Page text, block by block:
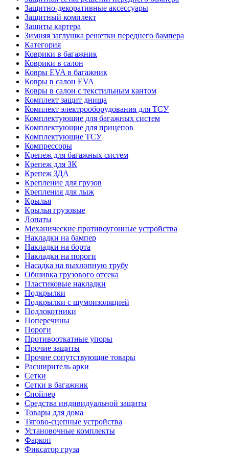
Защитно-декоративные аксессуары
Защитный комплект
Защиты картера
Зимняя заглушка решетки переднего бампера
Категория
Коврики в багажник
Коврики в салон
Ковры EVA в багажник
Ковры в салон EVA
Ковры в салон с текстильным кантом
Комплект защит днища
Комплект электрооборудования для ТСУ
Комплектующие для багажных систем
Комплектующие для прицепов
Комплектующие ТСУ
Компрессоры
Крепеж для багажных систем
Крепеж для ЗК
Крепеж ЗДА
Крепление для грузов
Крепления для лыж
Крылья
Крылья грузовые
Лопаты
Механические противоугонные устройства
Накладки на бампер
Накладки на борта
Накладки на пороги
Насадка на выхлопную трубу
Обшивка грузового отсека
Пластиковые накладки
Подкрылки
Подкрылки с шумоизоляцией
Подлокотники
Поперечины
Пороги
Противооткатные упоры
Прочие защиты
Прочие сопутствующие товары
Расширитель арки
Сетки
Сетки в багажник
Спойлер
Средства индивидуальной защиты
Товары для дома
Тягово-сцепные устройства
Установочные комплекты
Фаркоп
Фиксатор груза